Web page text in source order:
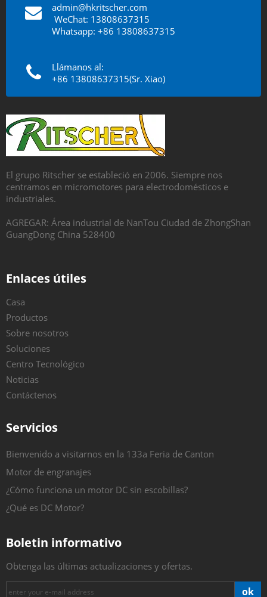
admin@hkritscher.com
WeChat: 13808637315
Whatsapp: +86 13808637315
Llámanos al:
+86 13808637315(Sr. Xiao)
El grupo Ritscher se estableció en 2006. Siempre nos
centramos en micromotores para electrodomésticos e
industriales.
AGREGAR: Área industrial de NanTou Ciudad de ZhongShan
GuangDong China 528400
Enlaces útiles
Casa
Productos
Sobre nosotros
Soluciones
Centro Tecnológico
Noticias
Contáctenos
Servicios
Bienvenido a visitarnos en la 133a Feria de Canton
Motor de engranajes
¿Cómo funciona un motor DC sin escobillas?
¿Qué es DC Motor?
Boletin informativo
Obtenga las últimas actualizaciones y ofertas.
ok